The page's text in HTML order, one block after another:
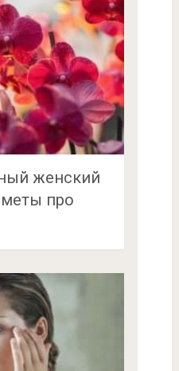
женский
про